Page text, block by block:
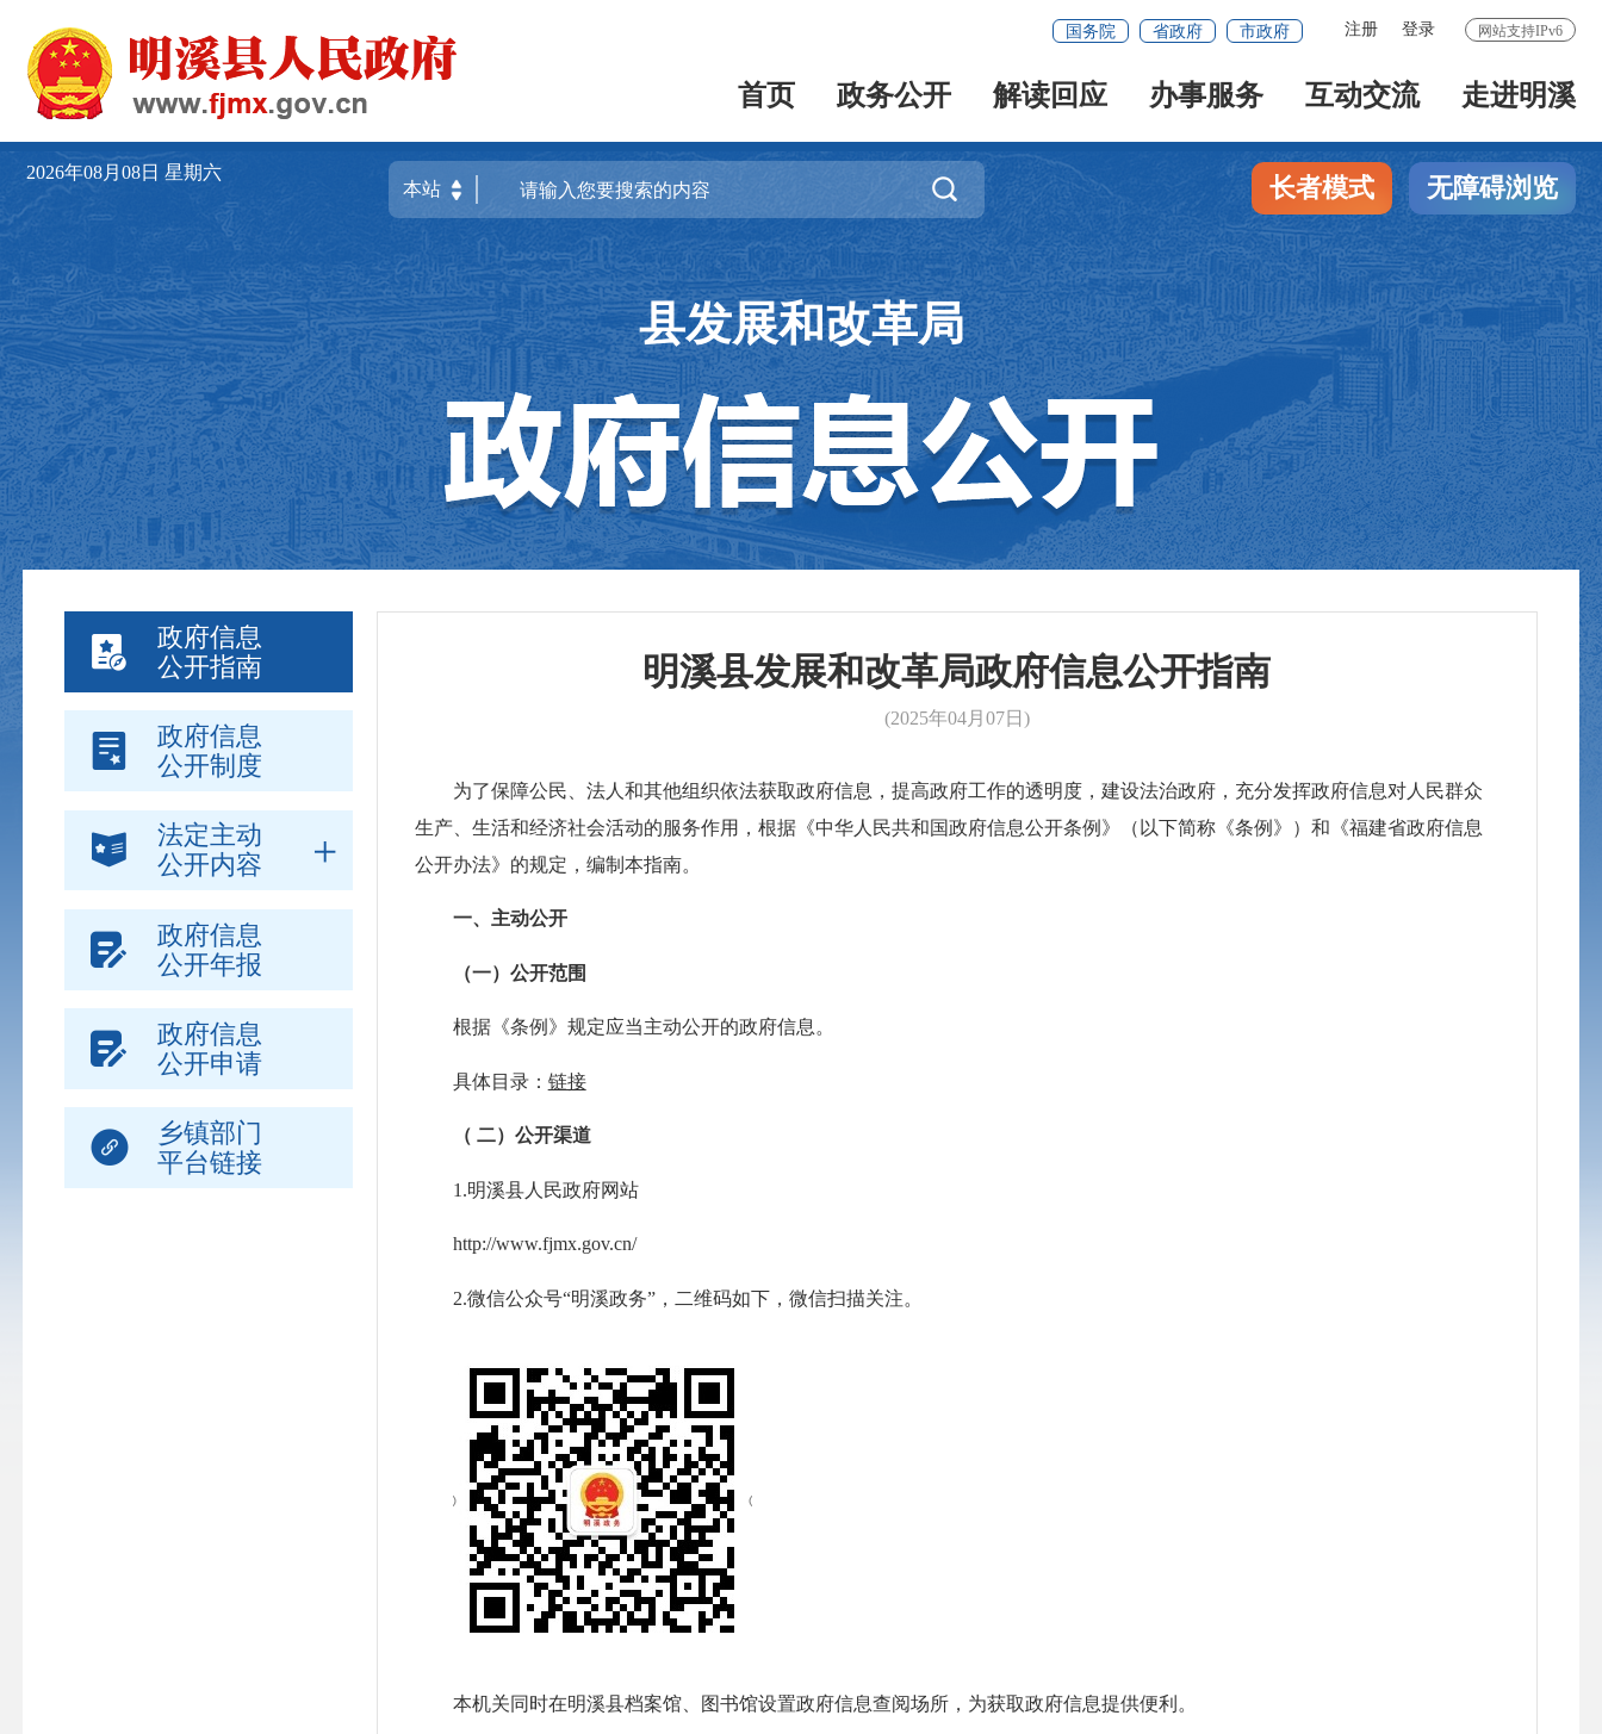
网站支持IPv6
注册 登录
国务院 省政府 市政府
首页 政务公开 解读回应 办事服务 互动交流 走进明溪
2026年08月08日 星期六
 长者模式 无障碍浏览
县发展和改革局
政府信息
公开指南
政府信息
公开制度
法定主动
公开内容
政府信息
公开年报
政府信息
公开申请
乡镇部门
平台链接
明溪县发展和改革局政府信息公开指南
(2025年04月07日)
为了保障公民、法人和其他组织依法获取政府信息，提高政府工作的透明度，建设法治政府，充分发挥政府信息对人民群众
生产、生活和经济社会活动的服务作用，根据《中华人民共和国政府信息公开条例》（以下简称《条例》）和《福建省政府信息
公开办法》的规定，编制本指南。
一、主动公开
（一）公开范围
根据《条例》规定应当主动公开的政府信息。
具体目录： 链接
（ 二）公开渠道
1.明溪县人民政府网站
http://www.fjmx.gov.cn/
2.微信公众号“明溪政务”，二维码如下，微信扫描关注。
本机关同时在明溪县档案馆、图书馆设置政府信息查阅场所，为获取政府信息提供便利。